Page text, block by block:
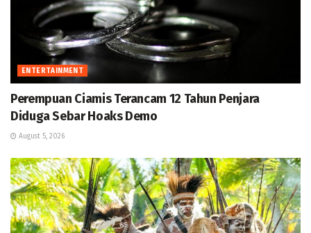
ENTERTAINMENT
Perempuan Ciamis Terancam 12 Tahun Penjara
Diduga Sebar Hoaks Demo
August 5, 2026